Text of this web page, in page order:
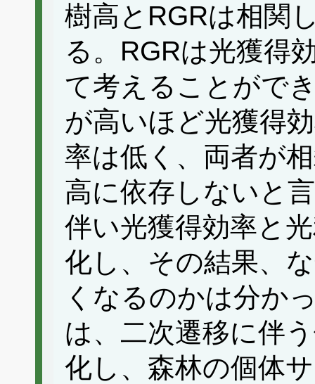
樹高とRGRは相関
る。RGRは光獲得
て考えることがで
が高いほど光獲得
率は低く、両者が
高に依存しないと
伴い光獲得効率と
化し、その結果、
くなるのかは分か
は、二次遷移に伴
化し、森林の個体